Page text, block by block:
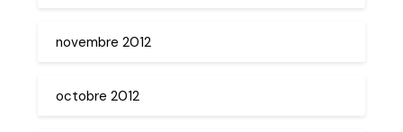
novembre 2012
octobre 2012